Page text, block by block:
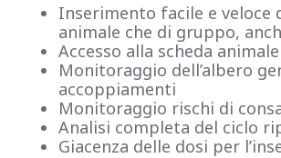
Inserimento facile e
animale che di gruppo,
Accesso alla scheda
Monitoraggio dell’albero
accoppiamenti
Monitoraggio rischi di
Analisi completa del ciclo
Giacenza delle dosi per